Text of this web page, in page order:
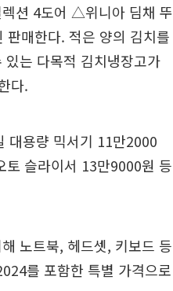
션 4도어 △위니아 딤채 뚜
매한다. 적은 양의 김치를
는 다목적 김치냉장고가
다.
대용량 믹서기 11만2000
토 슬라이서 13만9000원 등
노트북, 헤드셋, 키보드 등
를 포함한 특별 가격으로